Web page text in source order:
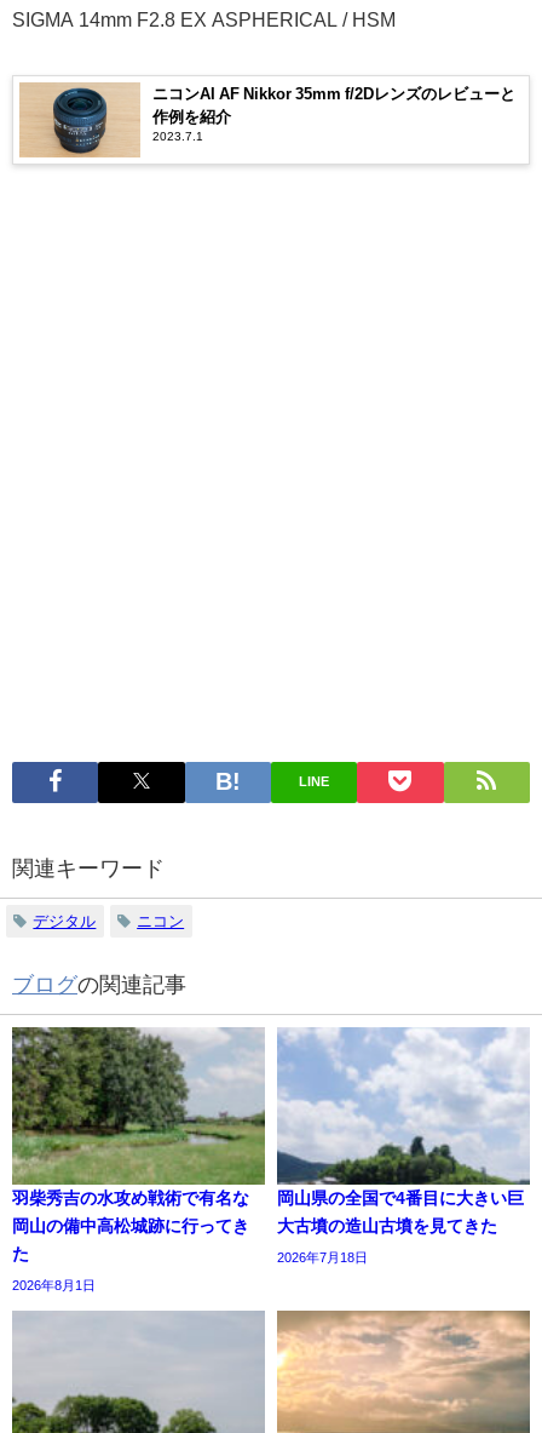
SIGMA 14mm F2.8 EX ASPHERICAL / HSM
ニコンAI AF Nikkor 35mm f/2Dレンズのレビューと
作例を紹介
2023.7.1
LINE
関連キーワード
デジタル ニコン
ブログの関連記事
羽柴秀吉の水攻め戦術で有名な
岡山の備中高松城跡に行ってき
た
2026年8月1日
岡山県の全国で4番目に大きい巨
大古墳の造山古墳を見てきた
2026年7月18日